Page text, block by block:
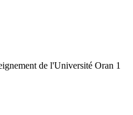
de l'Université Oran 1